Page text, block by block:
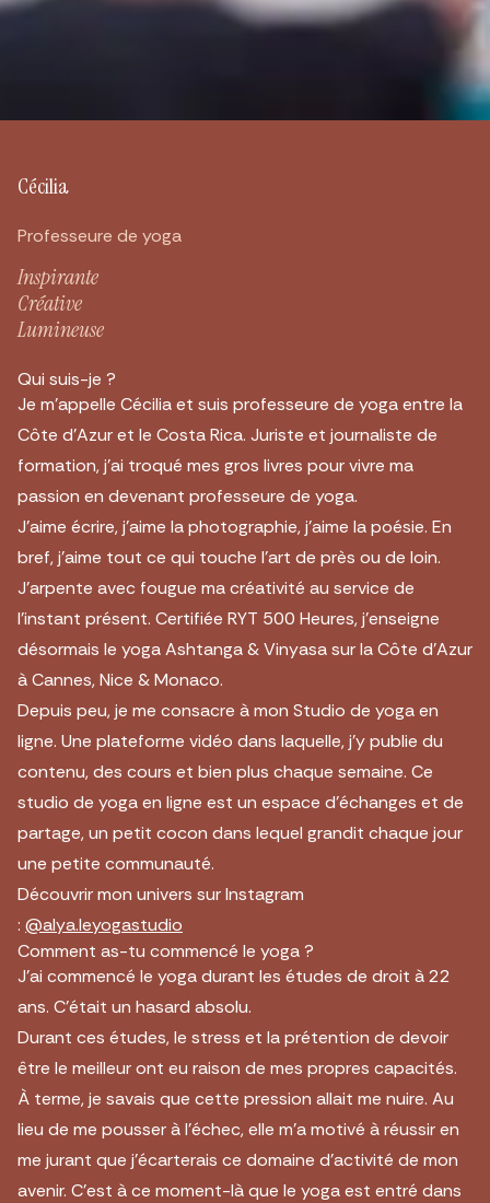
Cécilia
Professeure de yoga
Inspirante
Créative
Lumineuse
Qui suis-je ?
Je m’appelle Cécilia et suis professeure de yoga entre la
Côte d’Azur et le Costa Rica. Juriste et journaliste de
formation, j’ai troqué mes gros livres pour vivre ma
passion en devenant professeure de yoga.
J’aime écrire, j’aime la photographie, j’aime la poésie. En
bref, j’aime tout ce qui touche l’art de près ou de loin.
J’arpente avec fougue ma créativité au service de
l’instant présent. Certifiée RYT 500 Heures, j’enseigne
désormais le yoga Ashtanga & Vinyasa sur la Côte d’Azur
à Cannes, Nice & Monaco.
Depuis peu, je me consacre à mon Studio de yoga en
ligne. Une plateforme vidéo dans laquelle, j’y publie du
contenu, des cours et bien plus chaque semaine. Ce
studio de yoga en ligne est un espace d’échanges et de
partage, un petit cocon dans lequel grandit chaque jour
une petite communauté.
Découvrir mon univers sur Instagram
: @alya.leyogastudio
Comment as-tu commencé le yoga ?
J’ai commencé le yoga durant les études de droit à 22
ans. C’était un hasard absolu.
Durant ces études, le stress et la prétention de devoir
être le meilleur ont eu raison de mes propres capacités.
À terme, je savais que cette pression allait me nuire. Au
lieu de me pousser à l’échec, elle m’a motivé à réussir en
me jurant que j’écarterais ce domaine d’activité de mon
avenir. C’est à ce moment-là que le yoga est entré dans